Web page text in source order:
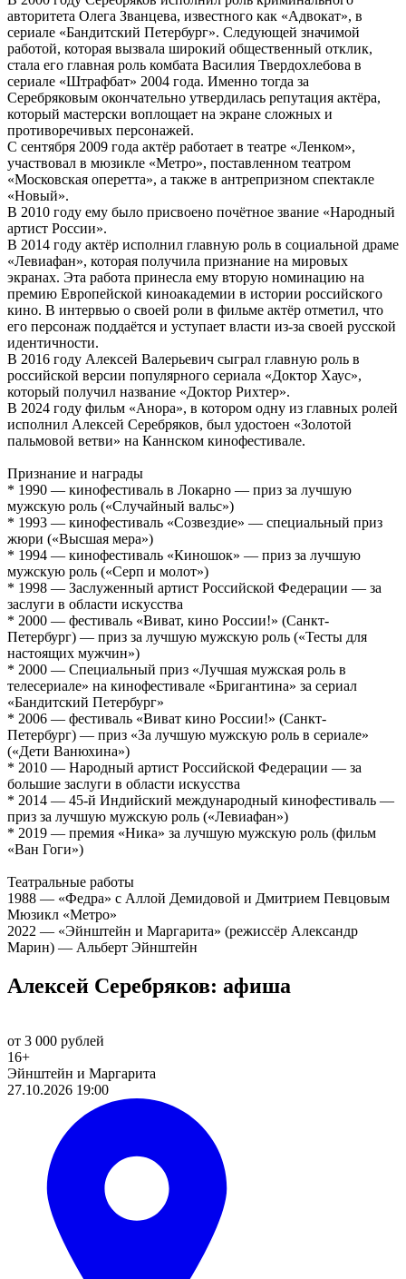
авторитета Олега Званцева, известного как «Адвокат», в
сериале «Бандитский Петербург». Следующей значимой
работой, которая вызвала широкий общественный отклик,
стала его главная роль комбата Василия Твердохлебова в
сериале «Штрафбат» 2004 года. Именно тогда за
Серебряковым окончательно утвердилась репутация актёра,
который мастерски воплощает на экране сложных и
противоречивых персонажей.
С сентября 2009 года актёр работает в театре «Ленком»,
участвовал в мюзикле «Метро», поставленном театром
«Московская оперетта», а также в антрепризном спектакле
«Новый».
В 2010 году ему было присвоено почётное звание «Народный
артист России».
В 2014 году актёр исполнил главную роль в социальной драме
«Левиафан», которая получила признание на мировых
экранах. Эта работа принесла ему вторую номинацию на
премию Европейской киноакадемии в истории российского
кино. В интервью о своей роли в фильме актёр отметил, что
его персонаж поддаётся и уступает власти из-за своей русской
идентичности.
В 2016 году Алексей Валерьевич сыграл главную роль в
российской версии популярного сериала «Доктор Хаус»,
который получил название «Доктор Рихтер».
В 2024 году фильм «Анора», в котором одну из главных ролей
исполнил Алексей Серебряков, был удостоен «Золотой
пальмовой ветви» на Каннском кинофестивале.
Признание и награды
* 1990 — кинофестиваль в Локарно — приз за лучшую
мужскую роль («Случайный вальс»)
* 1993 — кинофестиваль «Созвездие» — специальный приз
жюри («Высшая мера»)
* 1994 — кинофестиваль «Киношок» — приз за лучшую
мужскую роль («Серп и молот»)
* 1998 — Заслуженный артист Российской Федерации — за
заслуги в области искусства
* 2000 — фестиваль «Виват, кино России!» (Санкт-
Петербург) — приз за лучшую мужскую роль («Тесты для
настоящих мужчин»)
* 2000 — Специальный приз «Лучшая мужская роль в
телесериале» на кинофестивале «Бригантина» за сериал
«Бандитский Петербург»
* 2006 — фестиваль «Виват кино России!» (Санкт-
Петербург) — приз «За лучшую мужскую роль в сериале»
(«Дети Ванюхина»)
* 2010 — Народный артист Российской Федерации — за
большие заслуги в области искусства
* 2014 — 45-й Индийский международный кинофестиваль —
приз за лучшую мужскую роль («Левиафан»)
* 2019 — премия «Ника» за лучшую мужскую роль (фильм
«Ван Гоги»)
Театральные работы
1988 — «Федра» с Аллой Демидовой и Дмитрием Певцовым
Мюзикл «Метро»
2022 — «Эйнштейн и Маргарита» (режиссёр Александр
Марин) — Альберт Эйнштейн
Алексей Серебряков: афиша
от 3 000 рублей
16+
Эйнштейн и Маргарита
27.10.2026 19:00